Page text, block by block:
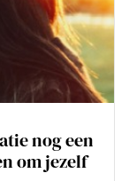
nog een
om jezelf